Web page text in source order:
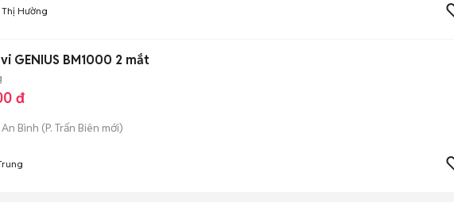
Hường
GENIUS BM1000 2 mắt
đ
Bình (P. Trấn Biên mới)